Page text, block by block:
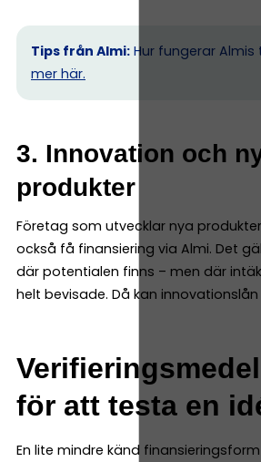
Tips från Almi: Hur fungerar Almis
mer här.
3. Innovation och
produkter
Företag som utvecklar nya
också få finansiering via Almi. Det
där potentialen finns – men där
helt bevisade. Då kan
för att testa en
En lite mindre känd